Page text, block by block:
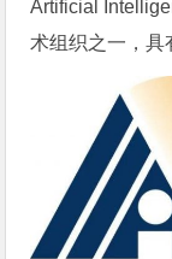
Artificial
术组织之一，具